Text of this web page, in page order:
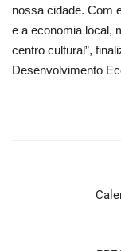
nossa cidade. Com
e a economia local,
centro cultural”,
Desenvolvimento